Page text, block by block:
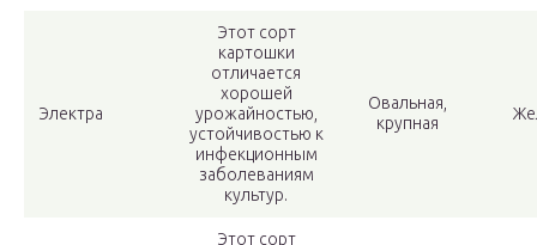
Электра
Этот сорт
картошки
отличается
хорошей
урожайностью,
устойчивостью к
инфекционным
заболеваниям
культур.
Овальная,
крупная
Этот сорт